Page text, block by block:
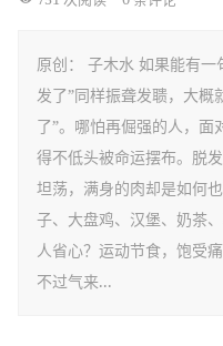
原创： 子木水 如果能有
发了”同样振聋发聩，大概
了”。哪怕再倔强的人，面
得不低头被命运摆布。脱
坦荡，满身的肉却是如何
子、大盘鸡、汉堡、奶茶
人省心？运动节食，饱受
不过气来...